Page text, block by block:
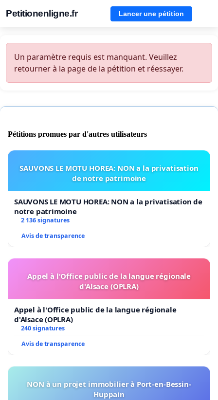
Petitionenligne.fr Lancer une pétition
Un paramètre requis est manquant. Veuillez
retourner à la page de la pétition et réessayer.
Pétitions promues par d'autres utilisateurs
SAUVONS LE MOTU HOREA: NON a la privatisation
de notre patrimoine
SAUVONS LE MOTU HOREA: NON a la privatisation de
notre patrimoine
2 136 signatures
Avis de transparence
Appel à l'Office public de la langue régionale
d'Alsace (OPLRA)
Appel à l'Office public de la langue régionale
d'Alsace (OPLRA)
240 signatures
Avis de transparence
NON à un projet immobilier à Port-en-Bessin-
Huppain